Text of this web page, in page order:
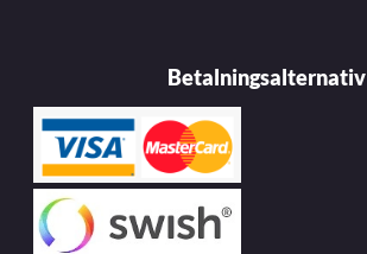
Betalningsalternativ